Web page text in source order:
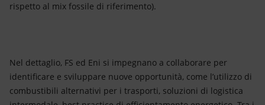
rispetto al mix fossile di riferimento).
Nel dettaglio, FS ed Eni si impegnano a collaborare per
identificare e sviluppare nuove opportunità, come l’utilizzo di
combustibili alternativi per i trasporti, soluzioni di logistica